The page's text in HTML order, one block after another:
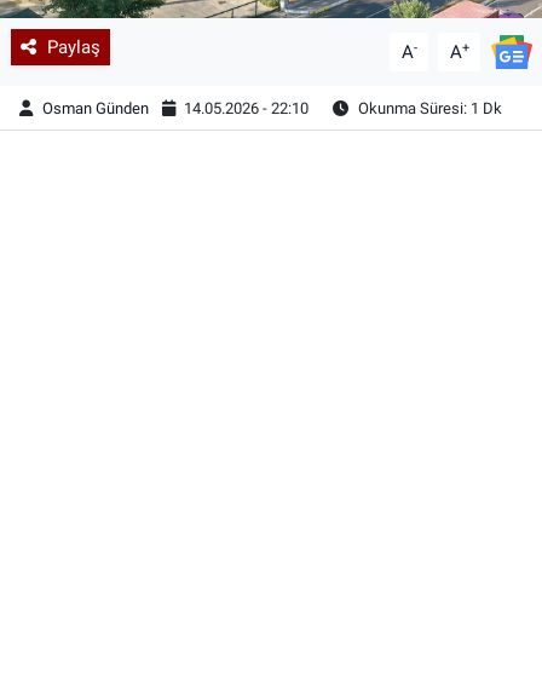
Paylaş A- A+
Osman Günden 14.05.2026 - 22:10 Okunma Süresi: 1 Dk